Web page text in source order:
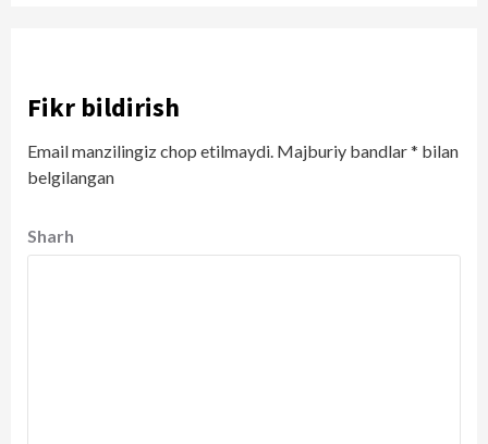
Fikr bildirish
Email manzilingiz chop etilmaydi. Majburiy bandlar* bilan
belgilangan
Sharh